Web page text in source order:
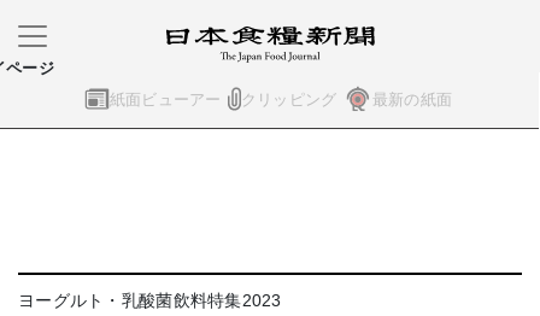
紙面ビューアー クリッピング 最新の紙面
ページ
ヨーグルト・乳酸菌飲料特集2023